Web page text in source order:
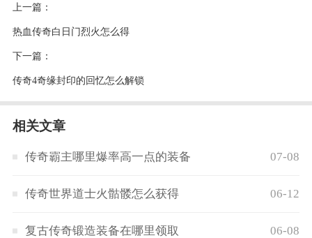
上一篇：
热血传奇白日门烈火怎么得
下一篇：
传奇4奇缘封印的回忆怎么解锁
相关文章
传奇霸主哪里爆率高一点的装备 07-08
传奇世界道士火骷髅怎么获得 06-12
复古传奇锻造装备在哪里领取 06-08